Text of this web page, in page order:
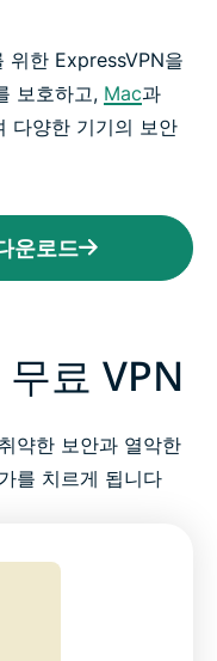
위한 ExpressVPN을
보호하고, Mac과
다양한 기기의 보안
운로드
료 VPN
약한 보안과 열악한
를 치르게 됩니다